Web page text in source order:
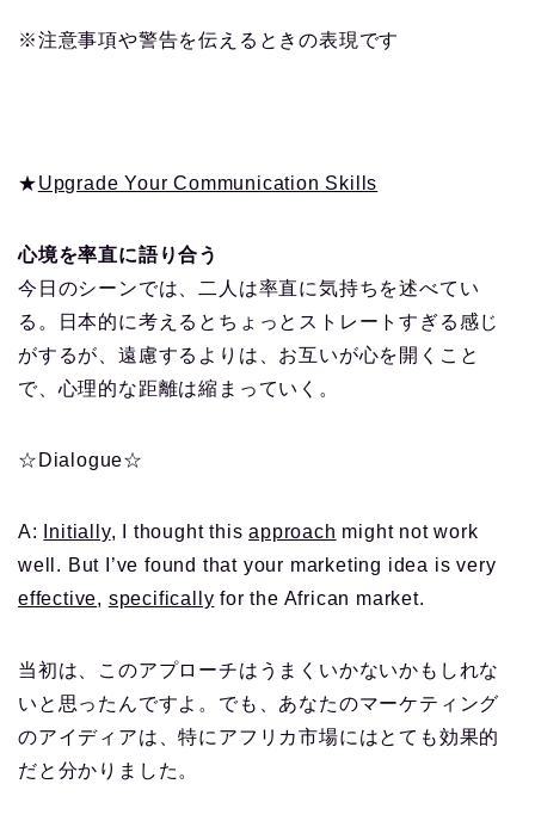
※注意事項や警告を伝えるときの表現です
★Upgrade Your Communication Skills
心境を率直に語り合う
今日のシーンでは、二人は率直に気持ちを述べてい
る。日本的に考えるとちょっとストレートすぎる感じ
がするが、遠慮するよりは、お互いが心を開くこと
で、心理的な距離は縮まっていく。
☆Dialogue☆
A: Initially, I thought thisapproach might not work
well. But I’ve found that your marketing idea is very
effective, specifically for the African market.
当初は、このアプローチはうまくいかないかもしれな
いと思ったんですよ。でも、あなたのマーケティング
のアイディアは、特にアフリカ市場にはとても効果的
だと分かりました。